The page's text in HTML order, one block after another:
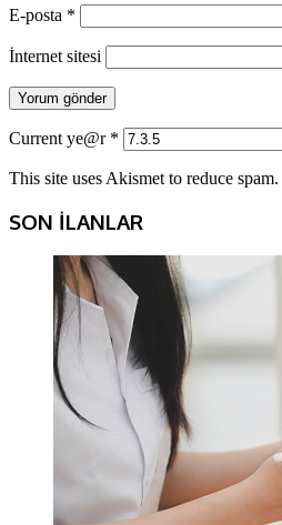
E-posta *
İnternet sitesi
Current ye@r *
This site uses Akismet to reduce spam.
SON İLANLAR